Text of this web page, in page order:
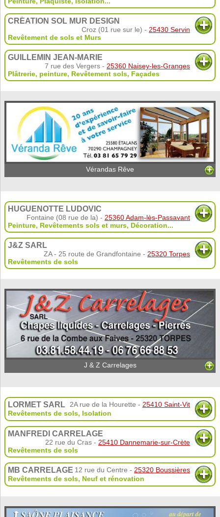
CRÉATION SOL MUR DESIGN
Croz (01 rue sur le) - 25430 Servin
Revêtement de sols et Murs
GUILLEMIN JEAN-MARIE
7 rue des Vergers - 25360 Naisey-les-Granges
Plâtrerie, peinture, Revêtement sols, Façades
Vérandas Rêve
HUGUENOTTE LUDOVIC
Fontaine (08 rue de la) - 25360 Adam-lès-Passavant
Peinture, Revêtements sols et murs, Décoration...
J&Z SARL
ZA - 25 route de Grandfontaine - 25320 Torpes
Revêtements de sols
J & Z Carrelages
LORMET SARL 2A rue de la Hourette - 25410 Saint-Vit
Revêtements de sols, Isolation
MANFREDI CARRELAGE
22 rue du Cras - 25410 Dannemarie-sur-Crète
Revêtements de sols
MB CARRELAGE 12 rue du Centre - 25320 Boussières
Revêtements de sols, Neuf et rénovation